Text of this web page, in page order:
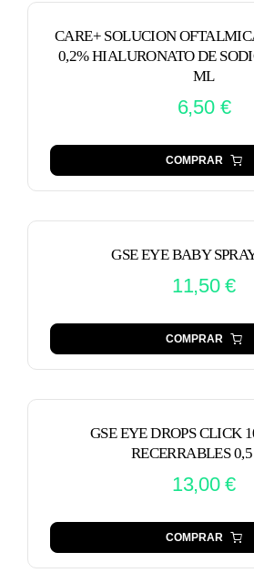
CARE+ SOLUCION
0,2% HIALURONATO DE
ML
6,50 €
COMPRAR
GSE EYE BABY
11,50€
COMPRAR
GSE EYE DROPS CLICK
RECERRABLES
13,00€
COMPRAR